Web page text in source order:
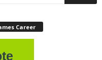
Career